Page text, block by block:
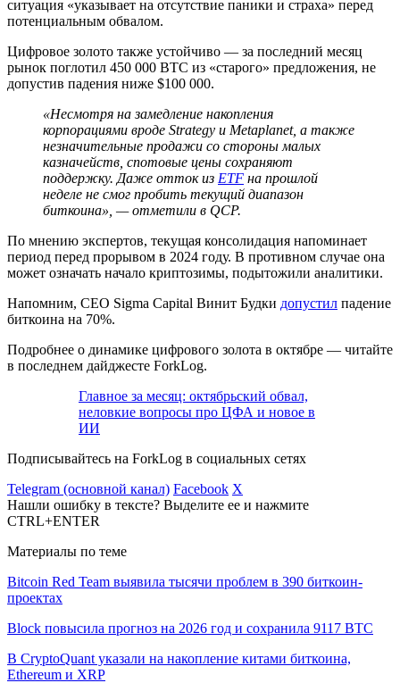
ситуация «указывает на отсутствие паники и страха» перед
потенциальным обвалом.
Цифровое золото также устойчиво — за последний месяц
рынок поглотил 450 000 BTC из «старого» предложения, не
допустив падения ниже $100 000.
«Несмотря на замедление накопления
корпорациями вроде Strategy и Metaplanet, а также
незначительные продажи со стороны малых
казначейств, спотовые цены сохраняют
поддержку. Даже отток из ETF на прошлой
неделе не смог пробить текущий диапазон
биткоина», — отметили в QCP.
По мнению экспертов, текущая консолидация напоминает
период перед прорывом в 2024 году. В противном случае она
может означать начало криптозимы, подытожили аналитики.
Напомним, CEO Sigma Capital Винит Будки допустил падение
биткоина на 70%.
Подробнее о динамике цифрового золота в октябре — читайте
в последнем дайджесте ForkLog.
Главное за месяц: октябрьский обвал,
неловкие вопросы про ЦФА и новое в
ИИ
Подписывайтесь на ForkLog в социальных сетях
Telegram (основной канал) Facebook X
Нашли ошибку в тексте? Выделите ее и нажмите
CTRL+ENTER
Материалы по теме
Bitcoin Red Team выявила тысячи проблем в 390 биткоин-
проектах
Block повысила прогноз на 2026 год и сохранила 9117 BTC
В CryptoQuant указали на накопление китами биткоина,
Ethereum и XRP